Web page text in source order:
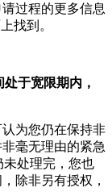
过程的更多信息
找到。
于宽限期内，
为您仍在保持非
毫无理由的紧急
处理完，您也
除非另有授权，